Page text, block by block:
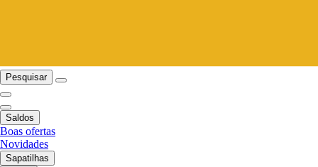
Pesquisar
Saldos
Boas ofertas
Novidades
Sapatilhas